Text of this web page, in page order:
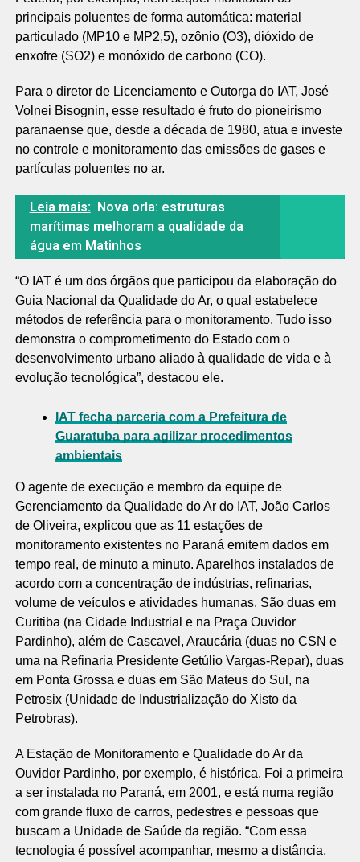
principais poluentes de forma automática: material
particulado (MP10 e MP2,5), ozônio (O3), dióxido de
enxofre (SO2) e monóxido de carbono (CO).
Para o diretor de Licenciamento e Outorga do IAT, José
Volnei Bisognin, esse resultado é fruto do pioneirismo
paranaense que, desde a década de 1980, atua e investe
no controle e monitoramento das emissões de gases e
partículas poluentes no ar.
Leia mais: Nova orla: estruturas
marítimas melhoram a qualidade da
água em Matinhos
“O IAT é um dos órgãos que participou da elaboração do
Guia Nacional da Qualidade do Ar, o qual estabelece
métodos de referência para o monitoramento. Tudo isso
demonstra o comprometimento do Estado com o
desenvolvimento urbano aliado à qualidade de vida e à
evolução tecnológica”, destacou ele.
IAT fecha parceria com a Prefeitura de
Guaratuba para agilizar procedimentos
ambientais
O agente de execução e membro da equipe de
Gerenciamento da Qualidade do Ar do IAT, João Carlos
de Oliveira, explicou que as 11 estações de
monitoramento existentes no Paraná emitem dados em
tempo real, de minuto a minuto. Aparelhos instalados de
acordo com a concentração de indústrias, refinarias,
volume de veículos e atividades humanas. São duas em
Curitiba (na Cidade Industrial e na Praça Ouvidor
Pardinho), além de Cascavel, Araucária (duas no CSN e
uma na Refinaria Presidente Getúlio Vargas-Repar), duas
em Ponta Grossa e duas em São Mateus do Sul, na
Petrosix (Unidade de Industrialização do Xisto da
Petrobras).
A Estação de Monitoramento e Qualidade do Ar da
Ouvidor Pardinho, por exemplo, é histórica. Foi a primeira
a ser instalada no Paraná, em 2001, e está numa região
com grande fluxo de carros, pedestres e pessoas que
buscam a Unidade de Saúde da região. “Com essa
tecnologia é possível acompanhar, mesmo a distância,